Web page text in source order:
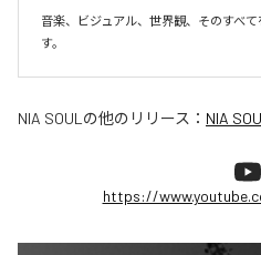
音楽、ビジュアル、世界観、そのすべ
す。
NIA SOUL の他のリリース： NIA
https://